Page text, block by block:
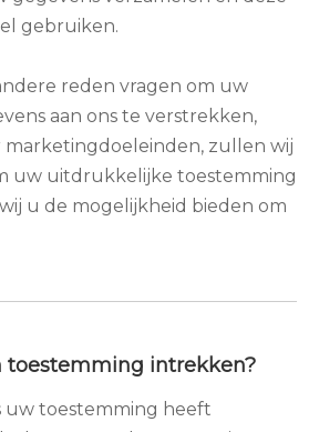
gebruiken.
reden vragen om uw
aan ons te verstrekken,
marketingdoeleinden, zullen wij
uw uitdrukkelijke toestemming
u de mogelijkheid bieden om
toestemming intrekken?
uw toestemming heeft